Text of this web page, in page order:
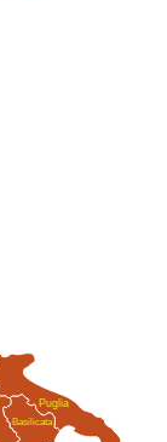
Puglia
Basilicata